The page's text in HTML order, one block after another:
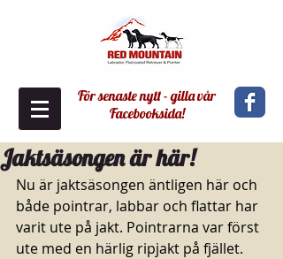
För senaste nytt - gilla vår
Facebooksida!
Jaktsäsongen är här!
Nu är jaktsäsongen äntligen här och
både pointrar, labbar och flattar har
varit ute på jakt. Pointrarna var först
ute med en härlig ripjakt på fjället.